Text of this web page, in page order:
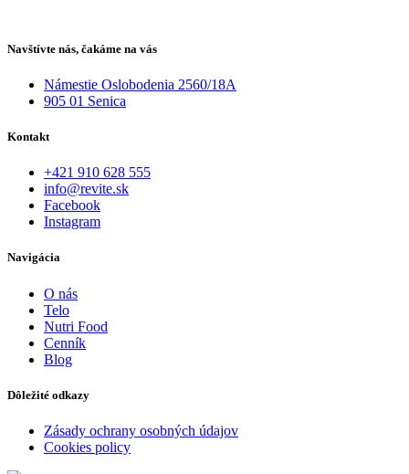
Navštívte nás, čakáme na vás
Námestie Oslobodenia 2560/18A
905 01 Senica
Kontakt
+421 910 628 555
info@revite.sk
Facebook
Instagram
Navigácia
O nás
Telo
Nutri Food
Cenník
Blog
Dôležité odkazy
Zásady ochrany osobných údajov
Cookies policy